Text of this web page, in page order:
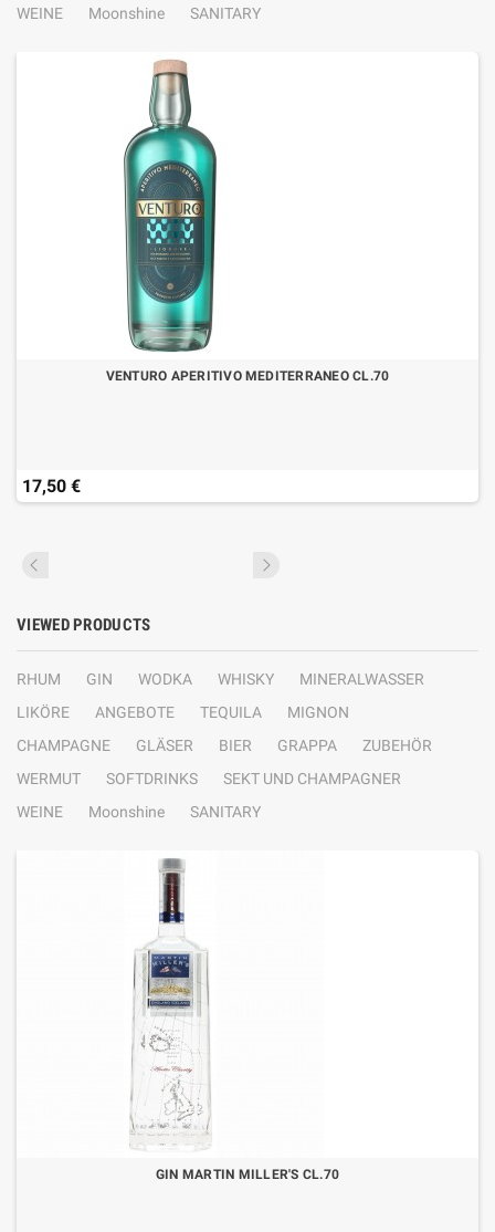
WEINE Moonshine SANITARY
VENTURO APERITIVO MEDITERRANEO CL.70
17,50 €
VIEWED PRODUCTS
RHUM GIN WODKA WHISKY
MINERALWASSER
LIKÖRE
ANGEBOTE TEQUILA
MIGNON
CHAMPAGNE
GLÄSER BIER GRAPPA
ZUBEHÖR
WERMUT
SOFTDRINKS
SEKT UND CHAMPAGNER
WEINE
Moonshine SANITARY
GIN MARTIN MILLER'S CL.70